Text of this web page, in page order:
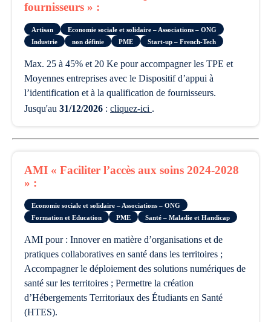
fournisseurs » :
Artisan
Economie sociale et solidaire – Associations – ONG
Industrie
non définie PME Start-up – French-Tech
Max. 25 à 45% et 20 Ke pour accompagner les TPE et
Moyennes entreprises avec le Dispositif d’appui à
l’identification et à la qualification de fournisseurs.
Jusqu'au 31/12/2026 : cliquez-ici .
AMI « Faciliter l’accès aux soins 2024-2028
» :
Economie sociale et solidaire – Associations – ONG
Formation et Education
PME Santé – Maladie et Handicap
AMI pour : Innover en matière d’organisations et de
pratiques collaboratives en santé dans les territoires ;
Accompagner le déploiement des solutions numériques de
santé sur les territoires ; Permettre la création
d’Hébergements Territoriaux des Étudiants en Santé
(HTES).